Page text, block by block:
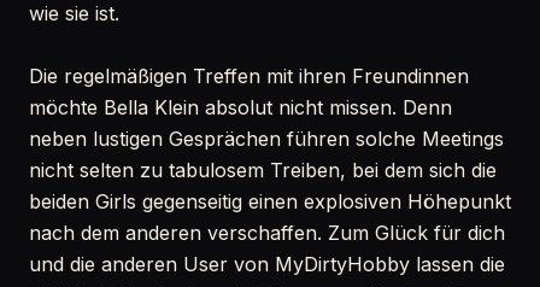
wie sie ist.
Die regelmäßigen Treffen mit ihren Freundinnen
möchte Bella Klein absolut nicht missen. Denn
neben lustigen Gesprächen führen solche Meetings
nicht selten zu tabulosem Treiben, bei dem sich die
beiden Girls gegenseitig einen explosiven Höhepunkt
nach dem anderen verschaffen. Zum Glück für dich
und die anderen User von MyDirtyHobby lassen die